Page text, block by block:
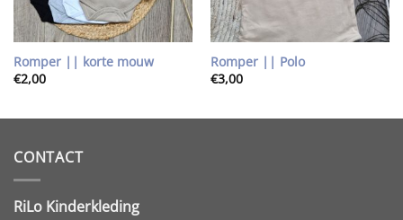
Romper || korte mouw
€2,00
Romper || Polo
€3,00
CONTACT
RiLo Kinderkleding